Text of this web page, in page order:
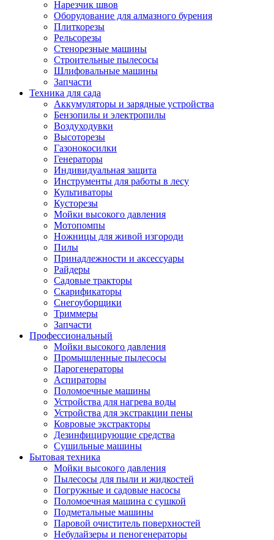
Нарезчик швов
Оборудование для алмазного бурения
Плиткорезы
Рельсорезы
Стенорезные машины
Строительные пылесосы
Шлифовальные машины
Запчасти
Техника для сада
Аккумуляторы и зарядные устройства
Бензопилы и электропилы
Воздуходувки
Высоторезы
Газонокосилки
Генераторы
Индивидуальная защита
Инструменты для работы в лесу
Культиваторы
Кусторезы
Мойки высокого давления
Мотопомпы
Ножницы для живой изгороди
Пилы
Принадлежности и аксессуары
Райдеры
Садовые тракторы
Скарификаторы
Снегоуборщики
Триммеры
Запчасти
Профессиональный
Мойки высокого давления
Промышленные пылесосы
Парогенераторы
Аспираторы
Поломоечные машины
Устройства для нагрева воды
Устройства для экстракции пены
Ковровые экстракторы
Дезинфицирующие средства
Сушильные машины
Бытовая техника
Мойки высокого давления
Пылесосы для пыли и жидкостей
Погружные и садовые насосы
Поломоечная машина с сушкой
Подметальные машины
Паровой очиститель поверхностей
Небулайзеры и пеногенераторы